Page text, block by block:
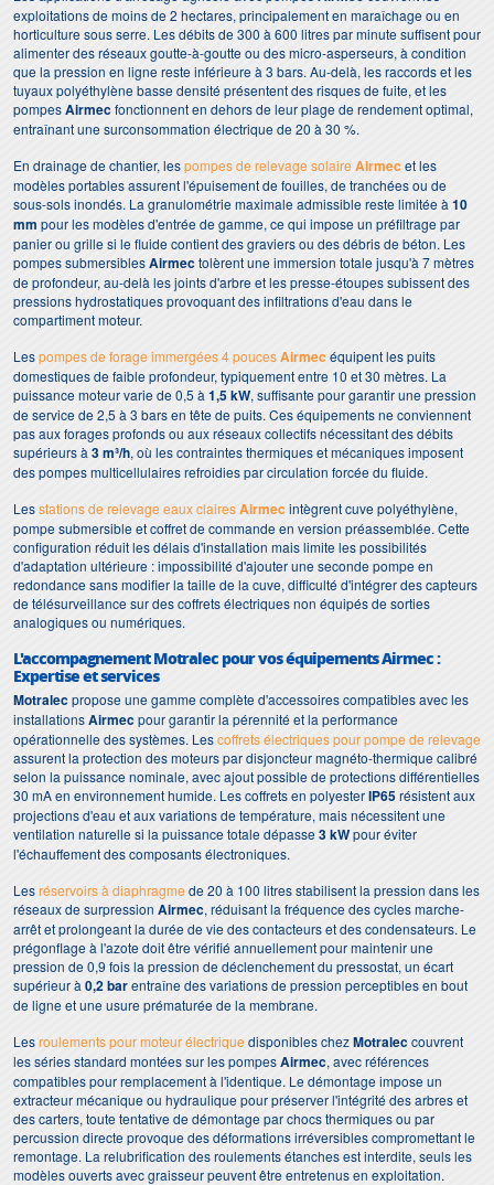
exploitations de moins de 2 hectares, principalement en maraîchage ou en
horticulture sous serre. Les débits de 300 à 600 litres par minute suffisent pour
alimenter des réseaux goutte-à-goutte ou des micro-asperseurs, à condition
que la pression en ligne reste inférieure à 3 bars. Au-delà, les raccords et les
tuyaux polyéthylène basse densité présentent des risques de fuite, et les
pompesAirmecfonctionnent en dehors de leur plage de rendement optimal,
entraînant une surconsommation électrique de 20 à 30 %.
En drainage de chantier, lespompes de relevage solaire Airmec et les
modèles portables assurent l'épuisement de fouilles, de tranchées ou de
sous-sols inondés. La granulométrie maximale admissible reste limitée à 10
mm pour les modèles d'entrée de gamme, ce qui impose un préfiltrage par
panier ou grille si le fluide contient des graviers ou des débris de béton. Les
pompes submersiblesAirmectolèrent une immersion totale jusqu'à 7 mètres
de profondeur, au-delà les joints d'arbre et les presse-étoupes subissent des
pressions hydrostatiques provoquant des infiltrations d'eau dans le
compartiment moteur.
Lespompes de forage immergées 4 poucesAirmecéquipent les puits
domestiques de faible profondeur, typiquement entre 10 et 30 mètres. La
puissance moteur varie de 0,5 à 1,5 kW, suffisante pour garantir une pression
de service de 2,5 à 3 bars en tête de puits. Ces équipements ne conviennent
pas aux forages profonds ou aux réseaux collectifs nécessitant des débits
supérieurs à 3 m³/h, où les contraintes thermiques et mécaniques imposent
des pompes multicellulaires refroidies par circulation forcée du fluide.
Lesstations de relevage eaux clairesAirmec intègrent cuve polyéthylène,
pompe submersible et coffret de commande en version préassemblée. Cette
configuration réduit les délais d'installation mais limite les possibilités
d'adaptation ultérieure : impossibilité d'ajouter une seconde pompe en
redondance sans modifier la taille de la cuve, difficulté d'intégrer des capteurs
de télésurveillance sur des coffrets électriques non équipés de sorties
analogiques ou numériques.
L'accompagnement Motralec pour vos équipements Airmec :
Expertise et services
Motralecpropose une gamme complète d'accessoires compatibles avec les
installationsAirmecpour garantir la pérennité et la performance
opérationnelle des systèmes. Lescoffrets électriques pour pompe de relevage
assurent la protection des moteurs par disjoncteur magnéto-thermique calibré
selon la puissance nominale, avec ajout possible de protections différentielles
30 mA en environnement humide. Les coffrets en polyesterIP65résistent aux
projections d'eau et aux variations de température, mais nécessitent une
ventilation naturelle si la puissance totale dépasse3 kWpour éviter
l'échauffement des composants électroniques.
Lesréservoirs à diaphragme de 20 à 100 litres stabilisent la pression dans les
réseaux de surpression Airmec, réduisant la fréquence des cycles marche-
arrêt et prolongeant la durée de vie des contacteurs et des condensateurs. Le
prégonflage à l'azote doit être vérifié annuellement pour maintenir une
pression de 0,9 fois la pression de déclenchement du pressostat, un écart
supérieur à 0,2 barentraîne des variations de pression perceptibles en bout
de ligne et une usure prématurée de la membrane.
Lesroulements pour moteur électrique disponibles chezMotraleccouvrent
les séries standard montées sur les pompesAirmec, avec références
compatibles pour remplacement à l'identique. Le démontage impose un
extracteur mécanique ou hydraulique pour préserver l'intégrité des arbres et
des carters, toute tentative de démontage par chocs thermiques ou par
percussion directe provoque des déformations irréversibles compromettant le
remontage. La relubrification des roulements étanches est interdite, seuls les
modèles ouverts avec graisseur peuvent être entretenus en exploitation.